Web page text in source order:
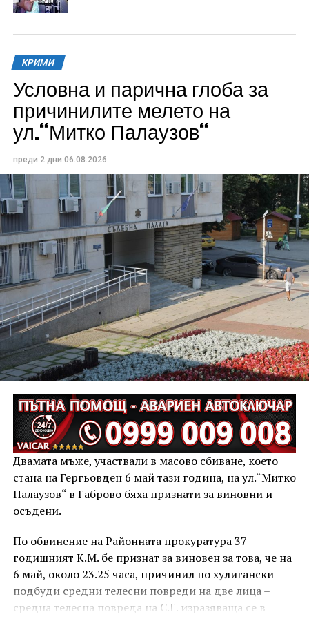
КРИМИ
Условна и парична глоба за
причинилите мелето на
ул.“Митко Палаузов“
преди 2 дни 06.08.2026
Двамата мъже, участвали в масово сбиване, което
стана на Гергьовден 6 май тази година, на ул.“Митко
Палаузов“ в Габрово бяха признати за виновни и
осъдени.
По обвинение на Районната прокуратура 37-
годишният К.М. бе признат за виновен за това, че на
6 май, около 23.25 часа, причинил по хулигански
подбуди средни телесни повреди на две лица –
средна телесна повреда на С.Г. изразяваща се в